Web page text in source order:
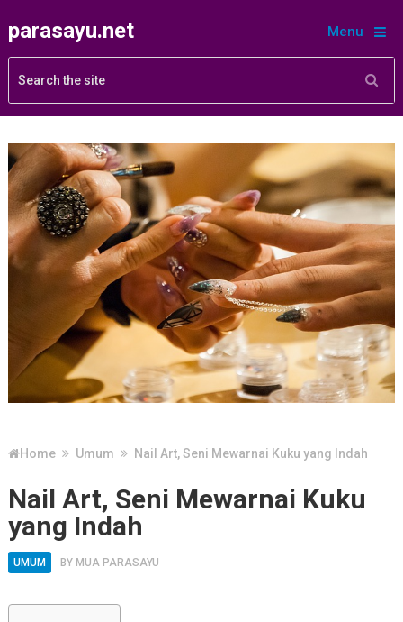
parasayu.net Menu
Home Umum Nail Art, Seni Mewarnai Kuku yang Indah
Nail Art, Seni Mewarnai Kuku
yang Indah
UMUM BY MUA PARASAYU